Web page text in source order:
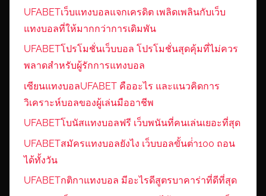
UFABETเว็บแทงบอลแจกเครดิต เพลิดเพลินกับเว็บ
แทงบอลที่ให้มากกว่าการเดิมพัน
UFABETโปรโมชั่นเว็บบอล โปรโมชั่นสุดคุ้มที่ไม่ควร
พลาดสำหรับผู้รักการแทงบอล
เซียนแทงบอลUFABET คืออะไร และแนวคิดการ
วิเคราะห์บอลของผู้เล่นมืออาชีพ
UFABETโบนัสแทงบอลฟรี เว็บพนันที่คนเล่นเยอะที่สุด
UFABETสมัครแทงบอลยังไง เว็บบอลขั้นต่ํา100 ถอน
ได้ทั้งวัน
UFABETกติกาแทงบอล มีอะไรดีสูตรบาคาร่าที่ดีที่สุด